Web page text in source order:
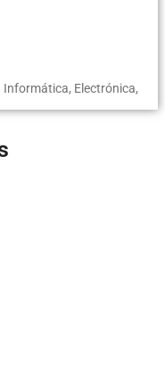
Informática, Electrónica,